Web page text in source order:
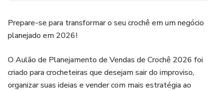
Prepare-se para transformar o seu crochê em um negócio
planejado em 2026!
O Aulão de Planejamento de Vendas de Crochê 2026 foi
criado para crocheteiras que desejam sair do improviso,
organizar suas ideias e vender com mais estratégia ao